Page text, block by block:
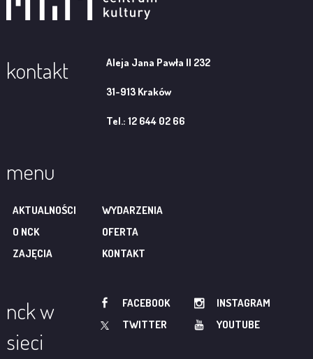
kontakt Aleja Jana Pawła II 232
31-913 Kraków
Tel.: 12 644 02 66
menu
AKTUALNOŚCI
WYDARZENIA
O NCK
OFERTA
ZAJĘCIA
KONTAKT
nck w
sieci
FACEBOOK
INSTAGRAM
TWITTER
YOUTUBE